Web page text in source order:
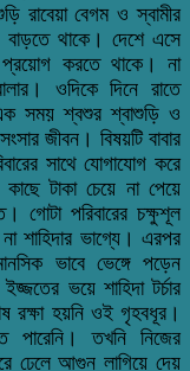
রাবেয়া বেগম ও স্বামীর
বাড়তে থাকে। দেশে এসে
করতে থাকে। না
ওদিকে দিনে রাতে
সময় শ্বশুর শ্বাশুড়ি ও
জীবন। বিষয়টি বাবার
সাথে যোগাযোগ করে
টাকা চেয়ে না পেয়ে
গোটা পরিবারের চক্ষুশূল
শাহিদার ভাগ্যে। এরপর
ভাবে ভেঙ্গে পড়েন
ভয়ে শাহিদা টর্চার
রক্ষা হয়নি ওই গৃহবধূর।
পারেনি। তখনি নিজের
ঢেলে আগুন লাগিয়ে দেয়